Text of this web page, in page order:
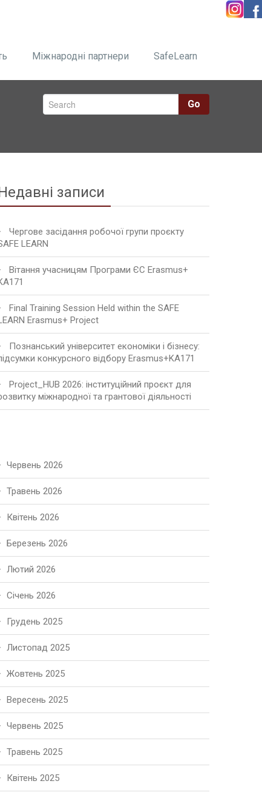
Міжнародні партнери SafeLearn
Go
записи
Чергове засідання робочої групи проєкту
LEARN
Вітання учасницям Програми ЄС Erasmus+
Final Training Session Held within the SAFE
Erasmus+ Project
Познанський університет економіки і бізнесу:
конкурсного відбору Erasmus+KA171
Project_HUB 2026: інституційний проєкт для
міжнародної та грантової діяльності
Червень 2026
Травень 2026
Квітень 2026
Березень 2026
Лютий 2026
Січень 2026
Грудень 2025
Листопад 2025
Жовтень 2025
Вересень 2025
Червень 2025
Травень 2025
Квітень 2025